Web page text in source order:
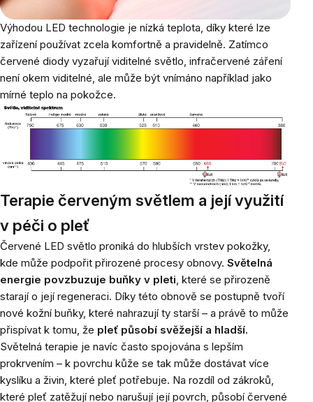
Výhodou LED technologie je nízká teplota, díky které lze
zařízení používat zcela komfortně a pravidelně. Zatímco
červené diody vyzařují viditelné světlo, infračervené záření
není okem viditelné, ale může být vnímáno například jako
mírné teplo na pokožce.
Terapie červeným světlem a její využití
v péči o pleť
Červené LED světlo proniká do hlubších vrstev pokožky,
kde může podpořit přirozené procesy obnovy. Světelná
energie povzbuzuje buňky v pleti, které se přirozeně
starají o její regeneraci. Díky této obnově se postupně tvoří
nové kožní buňky, které nahrazují ty starší – a právě to může
přispívat k tomu, že pleť působí svěžejší a hladší.
Světelná terapie je navíc často spojována s lepším
prokrvením – k povrchu kůže se tak může dostávat více
kyslíku a živin, které pleť potřebuje. Na rozdíl od zákroků,
které pleť zatěžují nebo narušují její povrch, působí červené